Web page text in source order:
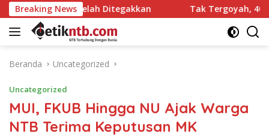
Langsung
ke
konten
Breaking News
Ditegakkan Tak Tergoyah, 40 Cabor Bulat
Beranda Uncategorized
Uncategorized
MUI, FKUB Hingga NU Ajak Warga
NTB Terima Keputusan MK